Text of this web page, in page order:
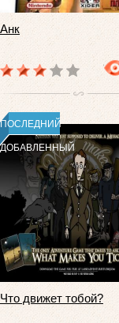
Анк
ПОСЛЕДНИЙ
ДОБАВЛЕННЫЙ
Что движет тобой?